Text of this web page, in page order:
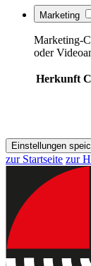
Marketing
Marketing-
oder
Herkunft
Einstellungen
zur Startseite zur